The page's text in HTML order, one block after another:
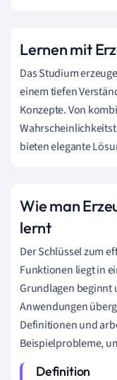
Lernen mit
Das Studium
einem tiefen
Konzepte. Von
bieten elegante
Wie man
lernt
Der Schlüssel zum
Funktionen liegt in
Grundlagen beginnt
Anwendungen
Definitionen und
Beispielprobleme,